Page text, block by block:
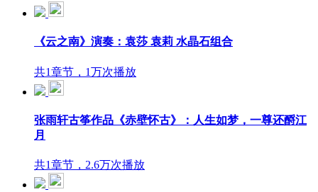
《云之南》演奏：袁莎 袁莉 水晶石组合
共1章节，1万次播放
张雨轩古筝作品《赤壁怀古》：人生如梦，一尊还酹江
月
共1章节，2.6万次播放